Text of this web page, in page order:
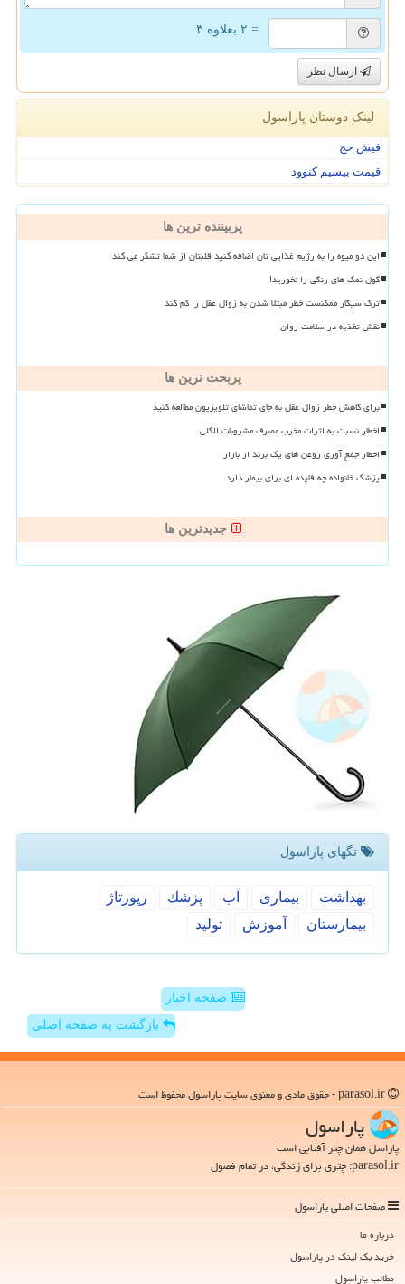
= ۲ بعلاوه ۳
ارسال نظر
لینک دوستان پاراسول
فیش حج
قیمت بیسیم کنوود
پربیننده ترین ها
این دو میوه را به رژیم غذایی تان اضافه کنید قلبتان از شما تشکر می کند
گول نمک های رنگی را نخورید!
ترک سیگار ممکنست خطر مبتلا شدن به زوال عقل را کم کند
نقش تغذیه در سلامت روان
پربحث ترین ها
برای کاهش خطر زوال عقل به جای تماشای تلویزیون مطالعه کنید
اخطار نسبت به اثرات مخرب مصرف مشروبات الکلی
اخطار جمع آوری روغن های یک برند از بازار
پزشک خانواده چه فایده ای برای بیمار دارد
جدیدترین ها
تگهای پاراسول
بهداشت بیماری آب پزشك
رپورتاژ
بیمارستان
آموزش تولید
صفحه اخبار
بازگشت به صفحه اصلی
پاراسول
پاراسل همان چتر آفتابی است
parasol.ir: چتری برای زندگی، در تمام فصول
صفحات اصلی پاراسول
درباره ما
خرید بک لینک در پاراسول
مطالب پاراسول